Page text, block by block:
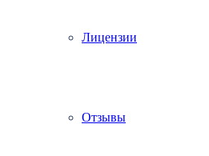
Лицензии
Отзывы